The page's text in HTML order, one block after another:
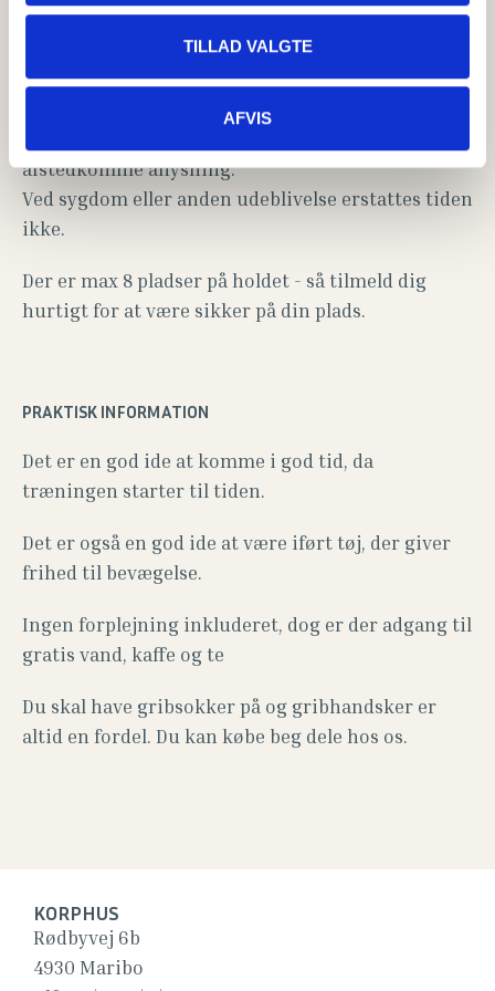
TILLAD VALGTE
AFVIS
TILMELDING / FRAMELDING
Tilmelding er bindende - betaling kan ikke
refunderes senere end 24 timer før opstart
afstedkomme aflysning.
Ved sygdom eller anden udeblivelse erstattes tiden
ikke.
Der er max 8 pladser på holdet - så tilmeld dig
hurtigt for at være sikker på din plads.
PRAKTISK INFORMATION
Det er en god ide at komme i god tid, da
træningen starter til tiden.
Det er også en god ide at være iført tøj, der giver
frihed til bevægelse.
Ingen forplejning inkluderet, dog er der adgang til
gratis vand, kaffe og te
Du skal have gribsokker på og gribhandsker er
altid en fordel. Du kan købe beg dele hos os.
KORPHUS
Rødbyvej 6b
4930 Maribo